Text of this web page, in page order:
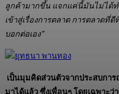
ลูกค้ามากขึ้น แจกแค่นี้มันไม่ได้ท
เข้าสู่เรื่องการตลาด การตลาดที่
บอกต่อเอง”
เป็นมุมคิดส่วนตัวจากประสบกา
มาได้แล้ว ซึ่งเพื่อนๆ โดยเฉพาะ